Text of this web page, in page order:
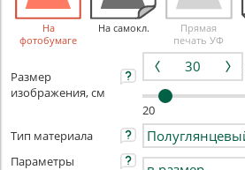
На
фотобумаге
На самокл.
Прямая
печать УФ
Размер
изображения, см
20
Тип материала
Параметры